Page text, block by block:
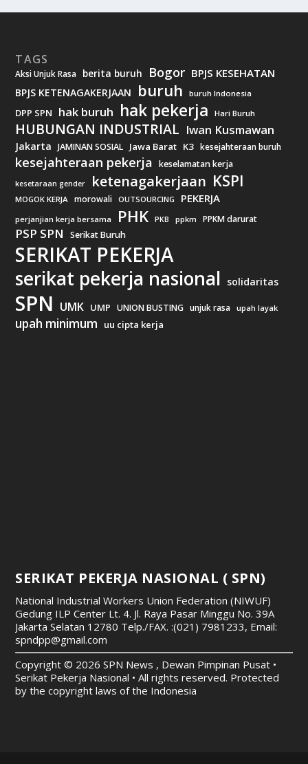
TAGS
Aksi Unjuk Rasa berita buruh Bogor BPJS KESEHATAN
BPJS KETENAGAKERJAAN buruh buruh Indonesia
DPP SPN hak buruh hak pekerja Hari Buruh
HUBUNGAN INDUSTRIAL Iwan Kusmawan
Jakarta JAMINAN SOSIAL Jawa Barat K3 kesejahteraan buruh
kesejahteraan pekerja keselamatan kerja
kesetaraan gender ketenagakerjaan KSPI
MOGOK KERJA morowali OUTSOURCING PEKERJA
perjanjian kerja bersama PHK PKB ppkm PPKM darurat
PSP SPN Serikat Buruh
SERIKAT PEKERJA
serikat pekerja nasional solidaritas
SPN UMK UMP UNION BUSTING unjuk rasa upah layak
upah minimum uu cipta kerja
SERIKAT PEKERJA NASIONAL ( SPN)
National Industrial Workers Union Federation (NIWUF)
Gedung ILP Center Lt. 4. Jl. Raya Pasar Minggu No. 39A
Jakarta Selatan 12780 Telp./FAX. :(021) 7981233, Email:
spndpp@gmail.com
Copyright © 2026 SPN News , Dewan Pimpinan Pusat •
Serikat Pekerja Nasional • All rights reserved. Protected
by the copyright laws of the Indonesia